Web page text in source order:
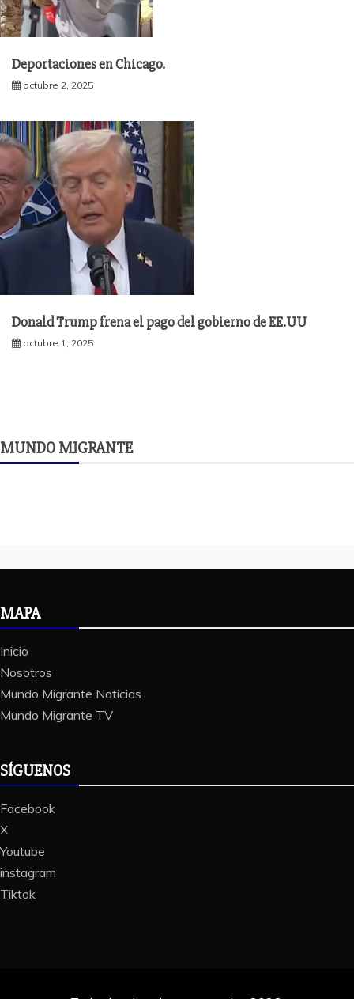
Deportaciones en Chicago.
octubre 2, 2025
Donald Trump frena el pago del gobierno de EE.UU
octubre 1, 2025
MUNDO MIGRANTE
MAPA
Inicio
Nosotros
Mundo Migrante Noticias
Mundo Migrante TV
SÍGUENOS
Facebook
X
Youtube
instagram
Tiktok